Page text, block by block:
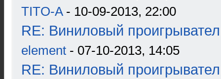
TITO-A- 10-09-2013, 22:00
RE: Виниловый
element - 07-10-2013, 14:05
RE: Виниловый